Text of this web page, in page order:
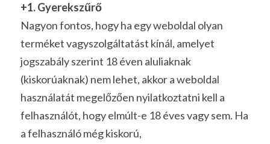
+1. Gyerekszűrő
Nagyon fontos, hogy ha egyweboldal olyan
terméket vagyszolgáltatást kínál, amelyet
jogszabály szerint 18 éven aluliaknak
(kiskorúaknak) nem lehet, akkor a weboldal
használatát megelőzően nyilatkoztatni kell a
felhasználót, hogy elmúlt-e 18 éves vagy sem. Ha
a felhasználó még kiskorú,